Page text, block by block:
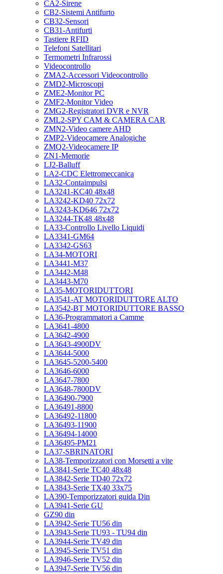
CA2-Sirene
CB2-Sistemi Antifurto
CB32-Sensori
CB31-Antifurti
Tastiere RFID
Telefoni Satellitari
Termometri Infrarossi
Videocontrollo
ZMA2-Accessori Videocontrollo
ZMD2-Microscopi
ZME2-Monitor PC
ZMF2-Monitor Video
ZMG2-Registratori DVR e NVR
ZML2-SPY CAM & CAMERA CAR
ZMN2-Video camere AHD
ZMP2-Videocamere Analogiche
ZMQ2-Videocamere IP
ZN1-Memorie
LJ2-Balluff
LA2-CDC Elettromeccanica
LA32-Contaimpulsi
LA3241-KC40 48x48
LA3242-KD40 72x72
LA3243-KD646 72x72
LA3244-TK48 48x48
LA33-Controllo Livello Liquidi
LA3341-GM64
LA3342-GS63
LA34-MOTORI
LA3441-M37
LA3442-M48
LA3443-M70
LA35-MOTORIDUTTORI
LA3541-AT MOTORIDUTTORE ALTO
LA3542-BT MOTORIDUTTORE BASSO
LA36-Programmatori a Camme
LA3641-4800
LA3642-4900
LA3643-4900DV
LA3644-5000
LA3645-5200-5400
LA3646-6000
LA3647-7800
LA3648-7800DV
LA36490-7900
LA36491-8800
LA36492-11800
LA36493-11900
LA36494-14000
LA36495-PM21
LA37-SBRINATORI
LA38-Temporizzatori con Morsetti a vite
LA3841-Serie TC40 48x48
LA3842-Serie TD40 72x72
LA3843-Serie TX40 33x75
LA390-Temporizzatori guida Din
LA3941-Serie GU
GZ90 din
LA3942-Serie TU56 din
LA3943-Serie TU93 - TU94 din
LA3944-Serie TV49 din
LA3945-Serie TV51 din
LA3946-Serie TV52 din
LA3947-Serie TV56 din